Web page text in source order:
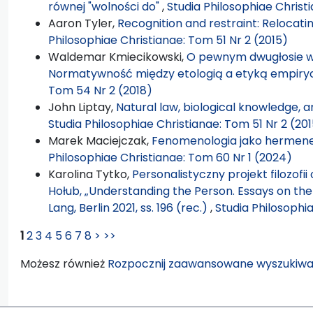
równej "wolności do",Studia Philosophiae
Aaron Tyler, Recognition and restraint:
Philosophiae Christianae: Tom 51 Nr 2 (2015)
Waldemar Kmiecikowski,O pewnym dwugłosie
Normatywność między etologią a etyką
Tom 54 Nr 2 (2018)
John Liptay, Natural law, biological knowledge,
Studia Philosophiae Christianae: Tom 51 Nr 2
Marek Maciejczak, Fenomenologia jako
Philosophiae Christianae: Tom 60 Nr 1 (2024)
Karolina Tytko, Personalistyczny projekt
Hołub, „Understanding the Person. Essays on
Lang, Berlin 2021, ss. 196 (rec.) ,Studia
123 4 56 7 8 > >>
Możesz również Rozpocznij zaawansowane